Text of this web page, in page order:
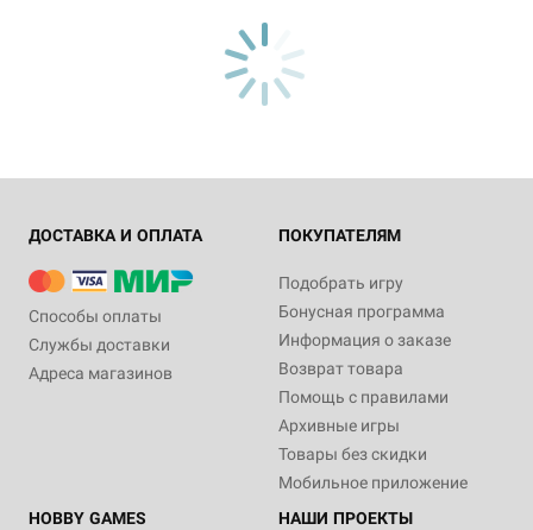
ДОСТАВКА И ОПЛАТА
Способы оплаты
Службы доставки
Адреса магазинов
ПОКУПАТЕЛЯМ
Подобрать игру
Бонусная программа
Информация о заказе
Возврат товара
Помощь с правилами
Архивные игры
Товары без скидки
Мобильное приложение
HOBBY GAMES
НАШИ ПРОЕКТЫ